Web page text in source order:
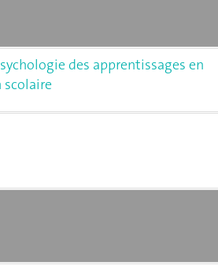
des apprentissages en